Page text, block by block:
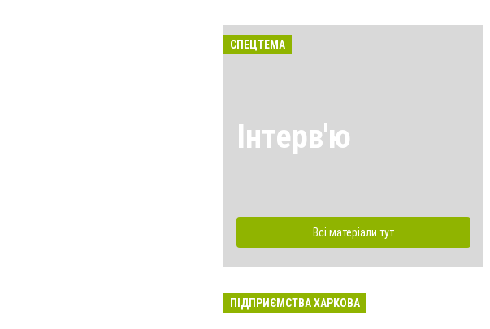
СПЕЦТЕМА
Інтерв'ю
Всі матеріали тут
ПІДПРИЄМСТВА ХАРКОВА